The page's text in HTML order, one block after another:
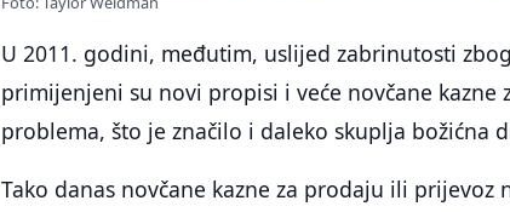
U 2011. godini, međutim, uslijed zabrinutosti
primijenjeni su novi propisi i veće novčane kazne
problema, što je značilo i daleko skuplja božićna
Tako danas novčane kazne za prodaju ili prijevoz